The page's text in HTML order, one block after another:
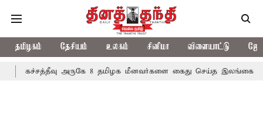
தமிழகம் தேசியம் உலகம் சினிமா விளையாட்டு
அருகே 8 தமிழக மீனவர்களை கைது செய்த இலங்கை கடற்படை